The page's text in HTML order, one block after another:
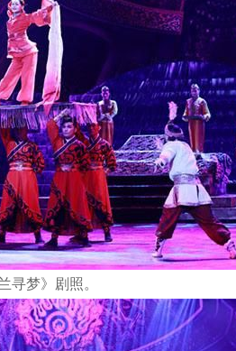
寻梦》剧照。